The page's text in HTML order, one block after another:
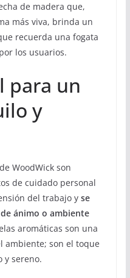
de madera que,
más viva, brinda un
recuerda una fogata
los usuarios.
para un
y
WoodWick son
de cuidado personal
del trabajo y se
ánimo o ambiente
aromáticas son una
ambiente; son el toque
y sereno.